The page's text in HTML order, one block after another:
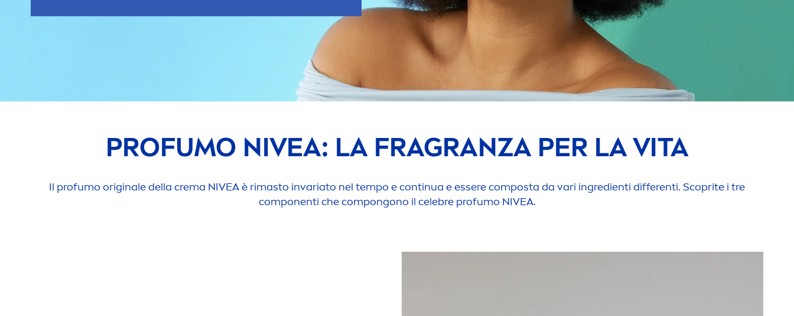
PROFUMO NIVEA: LA FRAGRANZA PER LA VITA
Il profumo originale della crema NIVEAè rimasto invariato nel tempo e continua e essere composta da vari ingredienti differenti. Scoprite i tre
componenti che compongono il celebre profumo NIVEA.